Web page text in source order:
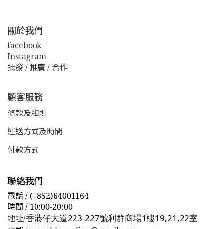
關於我們
facebook
Instagram
批發 / 推廣 / 合作
顧客服務
條款及細則
運送方式及時間
付款方式
聯絡我們
電話 / (+852)64001164
時間 / 10:00-20:00
地址/香港仔大道223-227號利群商場1樓19,21,22室